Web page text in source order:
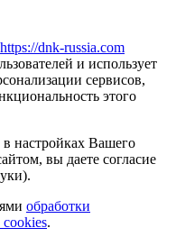
https://dnk-russia.com
и использует
сервисов,
этого
настройках Вашего
вы даете согласие
обработки
.